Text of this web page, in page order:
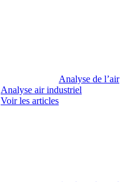
Analyse de l’air
Analyse air industriel
Voir les articles